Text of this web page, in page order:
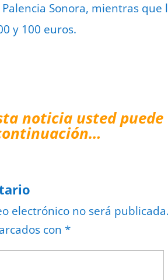
Sonora, mientras que
y 100 euros.
noticia usted
electrónico no será publicada.
con *